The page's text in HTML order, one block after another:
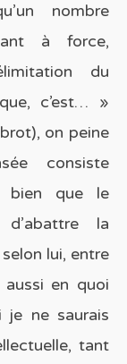
nombre
à force,
du
c’est… »
on peine
consiste
bien que le
d’abattre la
lui, entre
en quoi
je ne saurais
tant